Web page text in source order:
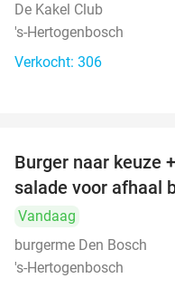
De Kakel Club
's-Hertogenbosch
Verkocht: 306
Burger naar keuze
salade voor afhaal
Vandaag
burgerme Den Bosch
's-Hertogenbosch